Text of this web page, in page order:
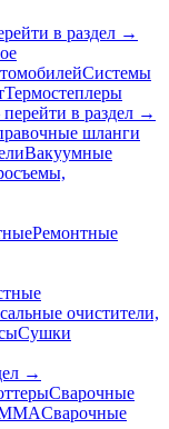
в раздел →
Системы
Термостеплеры
в раздел →
шланги
Вакуумные
Ремонтные
очистители,
Сушки
→
Сварочные
Сварочные